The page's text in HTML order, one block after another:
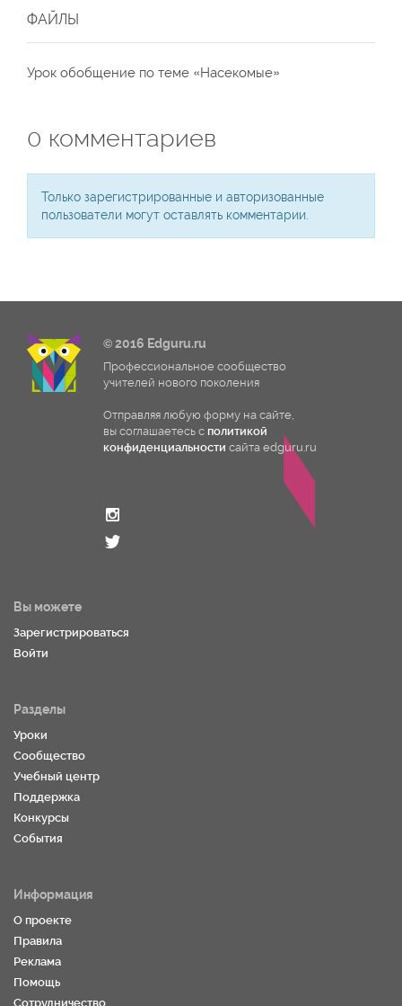
ФАЙЛЫ
Урок обобщение по теме «Насекомые»
0 комментариев
Только зарегистрированные и авторизованные
пользователи могут оставлять комментарии.
© 2016 Edguru.ru
Профессиональное сообщество
учителей нового поколения
Отправляя любую форму на сайте,
вы соглашаетесь с политикой
конфиденциальности сайта edguru.ru
Вы можете
Зарегистрироваться
Войти
Разделы
Уроки
Сообщество
Учебный центр
Поддержка
Конкурсы
События
Информация
О проекте
Правила
Реклама
Помощь
Сотрудничество